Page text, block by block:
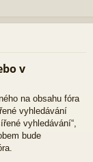
v
na obsahu fóra
vyhledávání
vyhledávání“,
bude